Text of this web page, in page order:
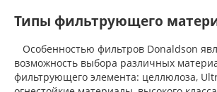
Типы фильтрующего
Особенностью фильтров Donaldson
возможность выбора различных
фильтрующего элемента: целлюлоза,